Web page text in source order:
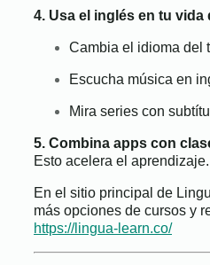
4. Usa el inglés en tu vida
Cambia el idioma del
Escucha música en
Mira series con
5. Combina apps con
Esto acelera el aprendizaje.
En el sitio principal de
más opciones de cursos y
https://lingua-learn.co/